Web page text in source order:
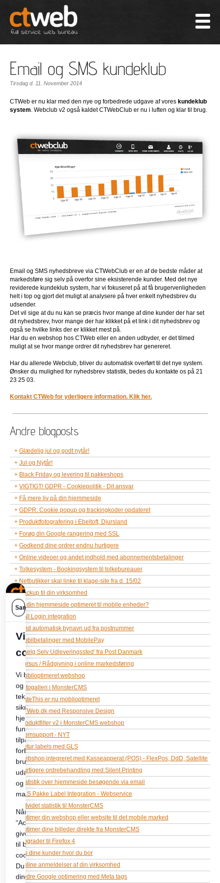
Email og SMS kundeklub
Tirsdag d. 11. November 2014
CTWeb er nu klar med den nye og forbedrede udgave af vores kundeklub
system. Webclub v2 også kaldet CTWebClub er nu i luften og klar til brug.
Email og SMS nyhedsbreve via CTWebClub er en af de bedste måder at
markedsføre sig selv på overfor sine eksisterende kunder. Med det nye
reviderede kundeklub system, har vi fokuseret på at få brugervenligheden
helt i top og gjort det muligt at analysere på hver enkelt nyhedsbrev du
udsender.
Det vil sige at du nu kan se præcis hvor mange af dine kunder der har set
dit nyhedsbrev, hvor mange der har klikket på et link i dit nyhedsbrev og
også se hvilke links der er klikket mest på.
Har du en webshop hos CTWeb eller en anden udbyder, er det tilmed
muligt at se hvor mange ordrer dit nyhedsbrev har genereret.
Har du allerede Webclub, bliver du automatisk overført til det nye system.
Ønsker du mulighed for nyhedsbrev statistik, bedes du kontakte os på 21
23 25 03.
Kontakt CTWeb for yderligere information. Klik her.
Andre blogposts
Glædelig jul og godt nytår!
Jul og Nytår!
Black Friday og levering til pakkeshops
VIGTIGT! GDPR - Cookiepolitik - Dit ansvar
Få mere liv på din hjemmeside
GDPR: Cookie popup og trackingkoder opdateret
Produktfotografering i Ebeltoft, Djursland
Forøg din Google rangering med SSL
Godkend dine ordrer endnu hurtigere
Online videoer og andet indhold med abonnementsbetalinger
Tolkesystem - Bookingsystem til tolkebureauer
Netbutikker skal linke til klage-site fra d. 15/02
Backup til din virksomhed
Er din hjemmeside optimeret til mobile enheder?
UNI Login integration
Find automatisk bynavn ud fra postnummer
Mobilbetalinger med MobilePay
'Vaelg Selv Udleveringssted' fra Post Danmark
Kursus / Rådgivning i online markedsføring
Mobiloptimeret webshop
Fotogalleri i MonsterCMS
RateThis er nu mobiloptimeret
CTWeb.dk med Responsive Design
Produktfilter v2 i MonsterCMS webshop
Fjernsupport - NYT
Retur labels med GLS
Webshop integreret med Kasseapperat (POS) - FlexPos, DdD, Satellite
Hurtigere ordrebehandling med Silent Printing
Statistik over hjemmeside besøgende via email
GLS Pakke Label Integration - Webservice
Udvidet statistik til MonsterCMS
Optimer din webshop eller website til det mobile marked
Optimer dine billeder direkte fra MonsterCMS
Opgrader til Firefox 4
Vis dine kunder hvor du bor
Online anmeldelser af din virksomhed
Bedre Google optimering med Meta tags